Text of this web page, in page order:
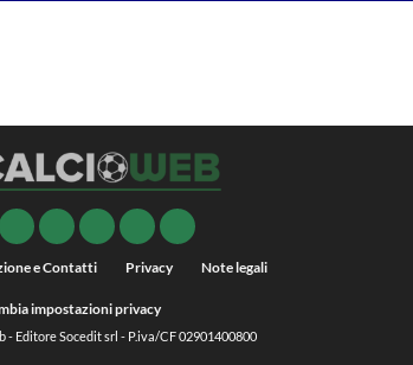
e Contatti Privacy Note legali
impostazioni privacy
- Editore Socedit srl - P.iva/CF 02901400800